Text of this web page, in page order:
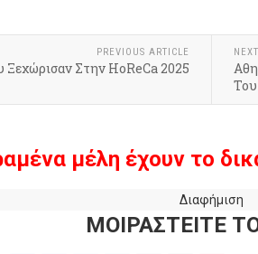
PREVIOUS ARTICLE
Στην HoReCa 2025
μέλη έχουν το
Διαφήμιση
ΜΟΙΡΑΣΤΕΙΤΕ